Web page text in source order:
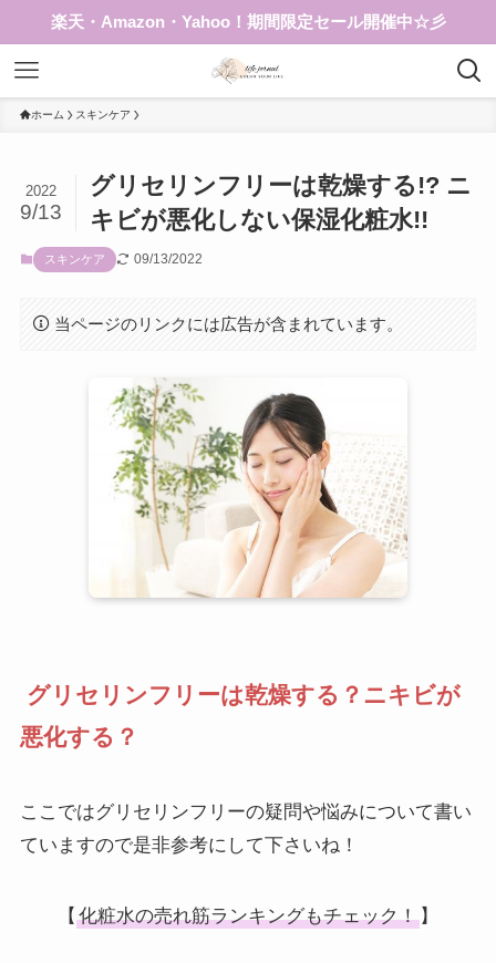
楽天・Amazon・Yahoo！期間限定セール開催中☆彡
ホーム スキンケア
グリセリンフリーは乾燥する!? ニ
キビが悪化しない保湿化粧水!!
2022
9/13
スキンケア 09/13/2022
当ページのリンクには広告が含まれています。
グリセリンフリーは乾燥する？ニキビが
悪化する？
ここではグリセリンフリーの疑問や悩みについて書い
ていますので是非参考にして下さいね！
【 化粧水の売れ筋ランキングもチェック！ 】